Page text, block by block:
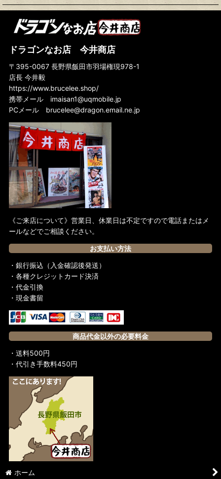
ドラゴンなお店 今井商店
〒395-0067 長野県飯田市羽場権現978-1
店長 今井毅
https://www.brucelee.shop/
携帯メール imaisan1@uqmobile.jp
PCメール brucelee@dragon.email.ne.jp
《ご来店について》営業日、休業日は不定ですので電話またはメ
ールなどでご相談ください。
お支払い方法
・銀行振込（入金確認後発送）
・各種クレジットカード決済
・代金引換
・現金書留
商品代金以外の必要料金
・送料500円
・代引き手数料450円
ホーム